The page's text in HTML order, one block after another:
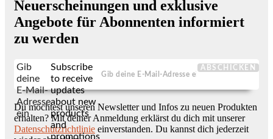
Neuerscheinungen und exklusive
Angebote für Abonnenten informiert
zu werden
Gib
deine
E-Mail-
Adresse
ein
Subscribe
to receive
updates
about new
products
and
promotions
ABSCHICKEN
Du möchtest unseren Newsletter und Infos zu neuen Produkten
erhalten? Mit deiner Anmeldung erklärst du dich mit unserer
Datenschutzrichtlinie einverstanden. Du kannst dich jederzeit